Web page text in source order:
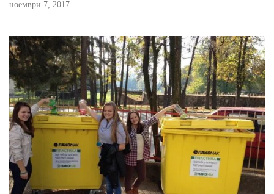
ноември 7, 2017